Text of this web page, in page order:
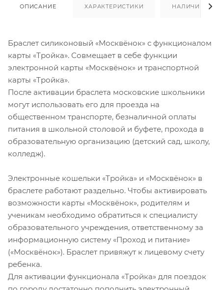
ОПИСАНИЕ ХАРАКТЕРИСТИКИ НАЛИЧИЕ
Браслет силиконовый «Москвёнок» с функционалом
карты «Тройка». Совмещает в себе функции
электронной карты «Москвёнок» и транспортной
карты «Тройка».
После активации браслета московские школьники
могут использовать его для проезда на
общественном транспорте, безналичной оплаты
питания в школьной столовой и буфете, прохода в
образовательную организацию (детский сад, школу,
колледж).
Электронные кошельки «Тройка» и «Москвёнок» в
браслете работают раздельно. Чтобы активировать
возможности карты «Москвёнок», родителям и
ученикам необходимо обратиться к специалисту
образовательного учреждения, ответственному за
информационную систему «Проход и питание»
(«Москвёнок»). Браслет привяжут к лицевому счету
ребенка.
Для активации функционала «Тройка» для поездок